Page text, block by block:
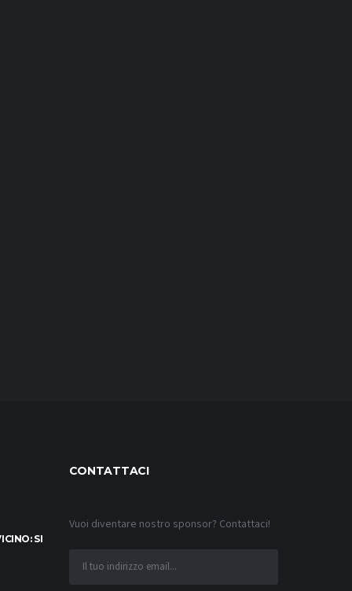
SI
CONTATTACI
Vuoi diventare nostro sponsor? Contattaci!